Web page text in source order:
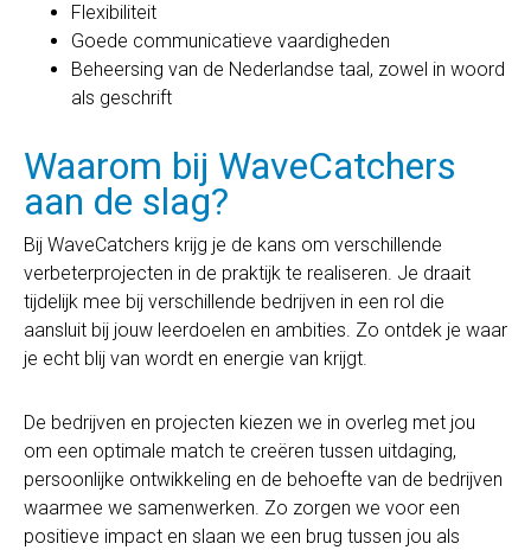
Flexibiliteit
Goede communicatieve vaardigheden
Beheersing van de Nederlandse taal, zowel in woord
als geschrift
Waarom bij WaveCatchers
aan de slag?
Bij WaveCatchers krijg je de kans om verschillende
verbeterprojecten in de praktijk te realiseren. Je draait
tijdelijk mee bij verschillende bedrijven in een rol die
aansluit bij jouw leerdoelen en ambities. Zo ontdek je waar
je echt blij van wordt en energie van krijgt.
De bedrijven en projecten kiezen we in overleg met jou
om een optimale match te creëren tussen uitdaging,
persoonlijke ontwikkeling en de behoefte van de bedrijven
waarmee we samenwerken. Zo zorgen we voor een
positieve impact en slaan we een brug tussen jou als